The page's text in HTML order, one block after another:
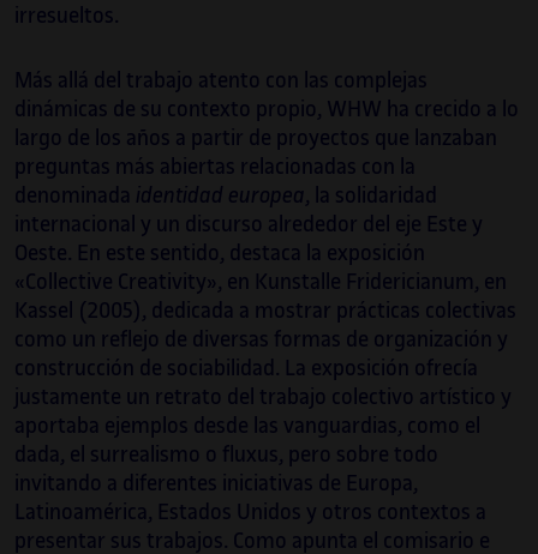
irresueltos.
Más allá del trabajo atento con las complejas
dinámicas de su contexto propio, WHW ha crecido a lo
largo de los años a partir de proyectos que lanzaban
preguntas más abiertas relacionadas con la
denominada identidad europea , la solidaridad
internacional y un discurso alrededor del eje Este y
Oeste. En este sentido, destaca la exposición
«Collective Creativity», en Kunstalle Fridericianum, en
Kassel (2005), dedicada a mostrar prácticas colectivas
como un reflejo de diversas formas de organización y
construcción de sociabilidad. La exposición ofrecía
justamente un retrato del trabajo colectivo artístico y
aportaba ejemplos desde las vanguardias, como el
dada, el surrealismo o fluxus, pero sobre todo
invitando a diferentes iniciativas de Europa,
Latinoamérica, Estados Unidos y otros contextos a
presentar sus trabajos. Como apunta el comisario e